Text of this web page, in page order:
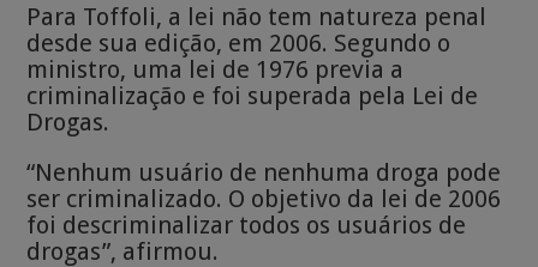
Para Toffoli, a lei não tem natureza penal
desde sua edição, em 2006. Segundo o
ministro, uma lei de 1976 previa a
criminalização e foi superada pela Lei de
Drogas.
“Nenhum usuário de nenhuma droga pode
ser criminalizado. O objetivo da lei de 2006
foi descriminalizar todos os usuários de
drogas”, afirmou.